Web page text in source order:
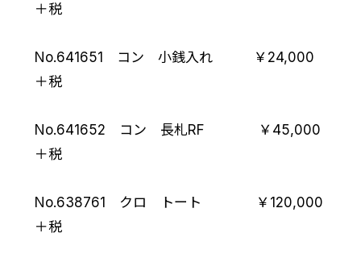
＋税
No.641651 コン 小銭入れ ￥24,000
＋税
No.641652 コン 長札RF ￥45,000
＋税
No.638761 クロ トート ￥120,000
＋税